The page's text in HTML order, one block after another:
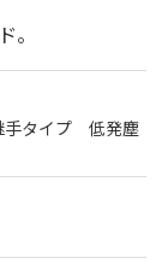
。
タイプ 低発塵